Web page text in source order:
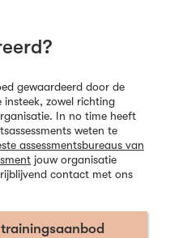
gewaardeerd door de
insteek, zowel richting
In no time heeft
weten te
assessmentsbureaus van
jouw organisatie
contact met ons